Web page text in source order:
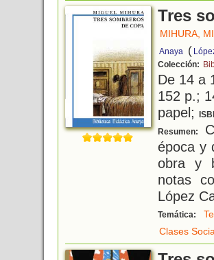
Tres
MIHURA,
Anaya (
Colección:
De 14 a
152 p.;
papel;
Resumen:
época y
obra y
notas
López
Temática:
Clases